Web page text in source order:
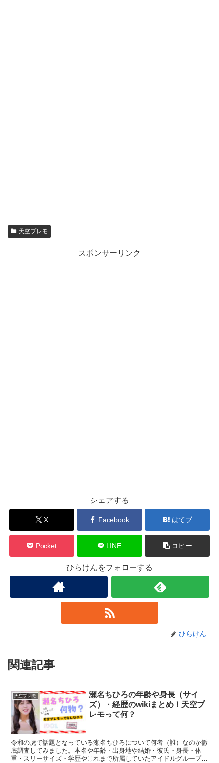
天空プレモ
スポンサーリンク
シェアする
X Facebook はてブ
Pocket LINE コピー
ひらけんをフォローする
ひらけん
関連記事
天空プレモ
瀬名ちひろの年齢や身長（サイ
ズ）・経歴のwikiまとめ！天空プ
レモって何？
令和の虎で話題となっている瀬名ちひろについて何者（誰）なのか徹
底調査してみました。本名や年齢・出身地や結婚・彼氏・身長・体
重・スリーサイズ・学歴やこれまで所属していたアイドルグループな